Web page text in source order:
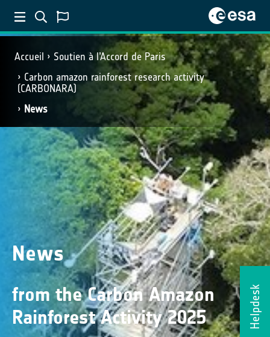
Accueil
Soutien à l’Accord de Paris
Carbon amazon rainforest research activity
(CARBONARA)
News
Helpdesk
News
from the Carbon Amazon
Rainforest Activity 2025